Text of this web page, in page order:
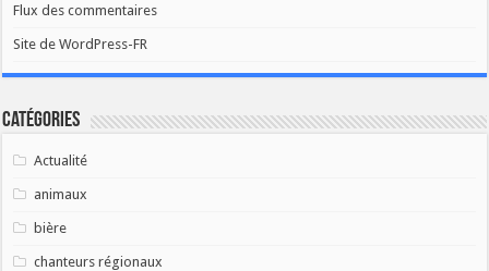
Flux des commentaires
Site de WordPress-FR
Catégories
Actualité
animaux
bière
chanteurs régionaux